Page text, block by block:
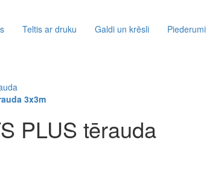
Teltis ar druku Galdi un krēsli Piederumi
3x3m
PLUS tērauda